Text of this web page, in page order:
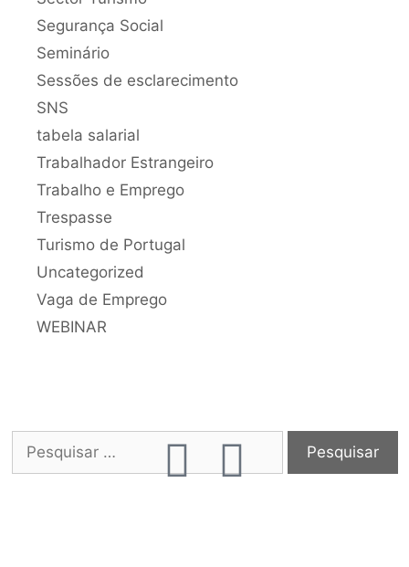
Segurança Social
Seminário
Sessões de esclarecimento
SNS
tabela salarial
Trabalhador Estrangeiro
Trabalho e Emprego
Trespasse
Turismo de Portugal
Uncategorized
Vaga de Emprego
WEBINAR